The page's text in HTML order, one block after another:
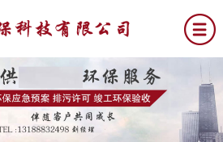
网站首页